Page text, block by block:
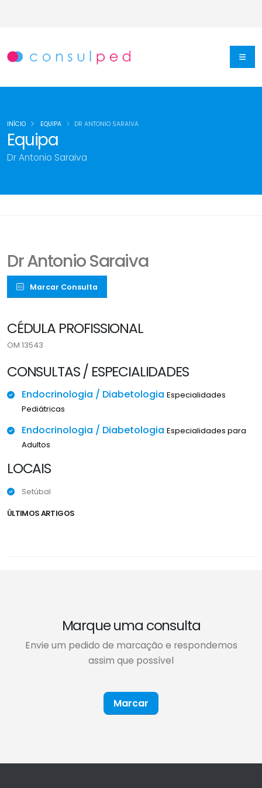
Equipa
Dr Antonio Saraiva
INÍCIO EQUIPA DR ANTONIO SARAIVA
Dr Antonio Saraiva
Marcar Consulta
CÉDULA PROFISSIONAL
OM 13543
CONSULTAS / ESPECIALIDADES
Endocrinologia / Diabetologia Especialidades
Pediátricas
Endocrinologia / Diabetologia Especialidades para
Adultos
LOCAIS
Setúbal
ÚLTIMOS ARTIGOS
Marque uma consulta
Envie um pedido de marcação e respondemos
assim que possível
Marcar